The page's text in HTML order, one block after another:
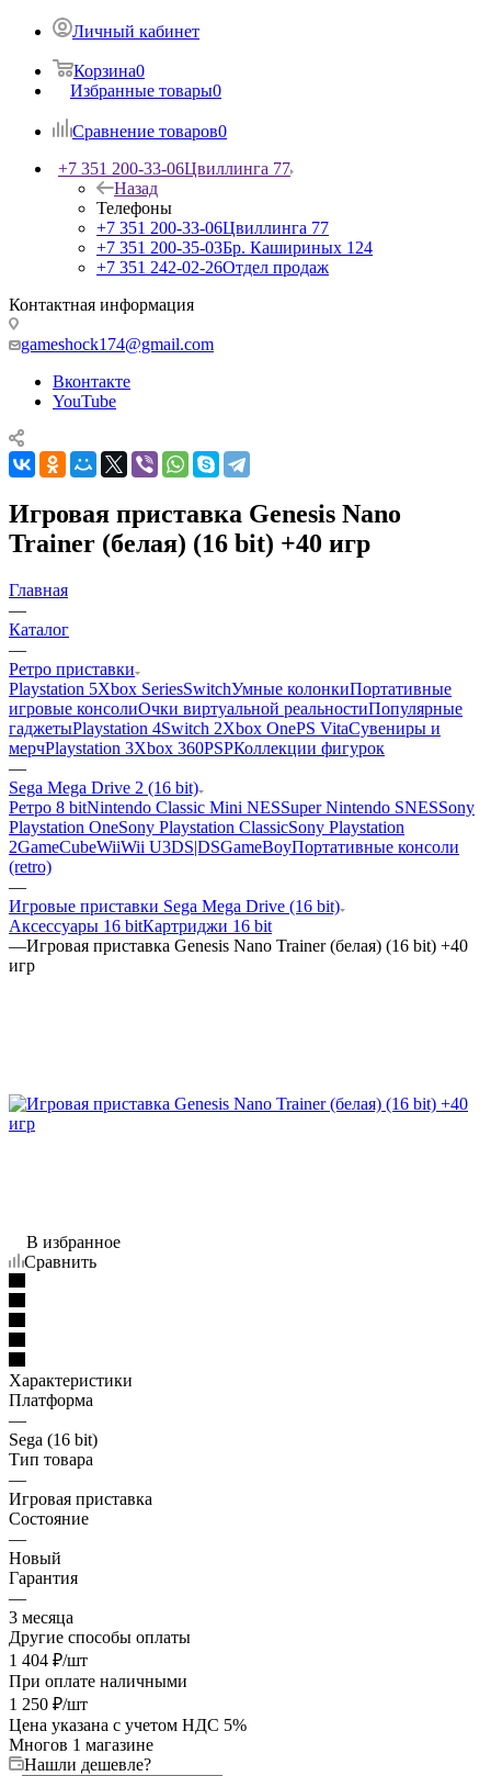
Личный кабинет
Корзина0
Избранные товары0
Сравнение товаров0
+7 351 200-33-06Цвиллинга 77
Назад
Телефоны
+7 351 200-33-06Цвиллинга 77
+7 351 200-35-03Бр. Кашириных 124
+7 351 242-02-26Отдел продаж
Контактная информация
gameshock174@gmail.com
Вконтакте
YouTube
Игровая приставка Genesis Nano
Trainer (белая) (16 bit) +40 игр
Главная
—
Каталог
—
Ретро приставки
Playstation 5Xbox SeriesSwitchУмные колонкиПортативные
игровые консолиОчки виртуальной реальностиПопулярные
гаджетыPlaystation 4Switch 2Xbox OnePS VitaСувениры и
мерчPlaystation 3Xbox 360PSPКоллекции фигурок
—
Sega Mega Drive 2 (16 bit)
Ретро 8 bitNintendo Classic Mini NESSuper Nintendo SNESSony
Playstation OneSony Playstation ClassicSony Playstation
2GameCubeWiiWii U3DS|DSGameBoyПортативные консоли
(retro)
—
Игровые приставки Sega Mega Drive (16 bit)
Аксессуары 16 bitКартриджи 16 bit
—Игровая приставка Genesis Nano Trainer (белая) (16 bit) +40
игр
В избранное
Сравнить
Характеристики
Платформа
—
Sega (16 bit)
Тип товара
—
Игровая приставка
Состояние
—
Новый
Гарантия
—
3 месяца
Другие способы оплаты
1 404 ₽/шт
При оплате наличными
1 250 ₽/шт
Цена указана с учетом НДС 5%
Многов 1 магазине
Нашли дешевле?